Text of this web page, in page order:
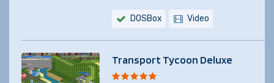
DOSBox Video
Transport Tycoon Deluxe